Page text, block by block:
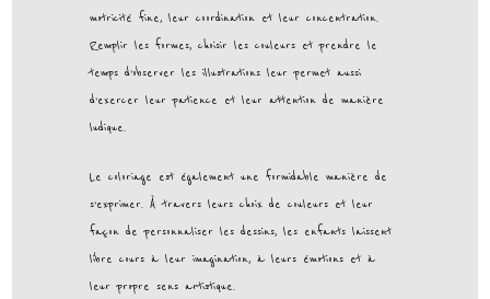
motricité fine, leur coordination et leur concentration.
Remplir les formes, choisir les couleurs et prendre le
temps d’observer les illustrations leur permet aussi
d’exercer leur patience et leur attention de manière
ludique.
Le coloriage est également une formidable manière de
s’exprimer. À travers leurs choix de couleurs et leur
façon de personnaliser les dessins, les enfants laissent
libre cours à leur imagination, à leurs émotions et à
leur propre sens artistique.